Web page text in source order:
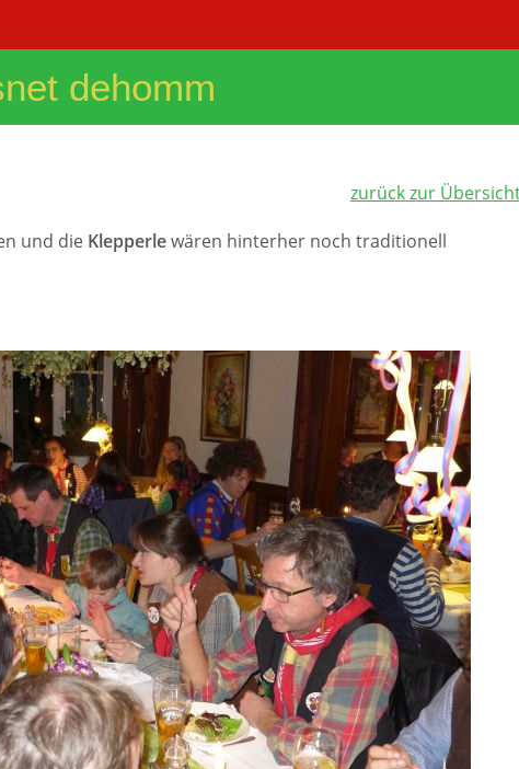
dehomm
zurück zur
und die Klepperlewären hinterher noch traditionell